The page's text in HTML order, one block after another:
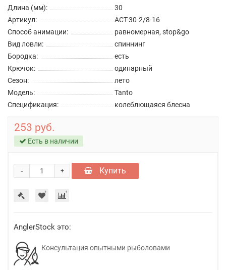
Длина (мм):
30
Артикул:
ACT-30-2/8-16
Способ анимации:
равномерная, stop&go
Вид ловли:
спиннинг
Бородка:
есть
Крючок:
одинарный
Сезон:
лето
Модель:
Tanto
Спецификация:
колеблющаяся блесна
253 руб.
Есть в наличии
+
- Купить
AnglerStock это:
Консультация опытными рыболовами